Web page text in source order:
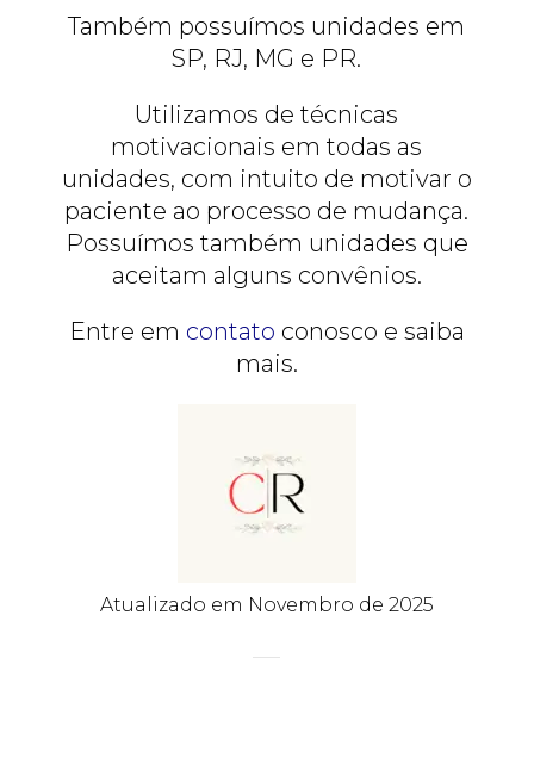
Também possuímos unidades em
SP, RJ, MG e PR.
Utilizamos de técnicas
motivacionais em todas as
unidades, com intuito de motivar o
paciente ao processo de mudança.
Possuímos também unidades que
aceitam alguns convênios.
Entre em contato conosco e saiba
mais.
Atualizado em Novembro de 2025